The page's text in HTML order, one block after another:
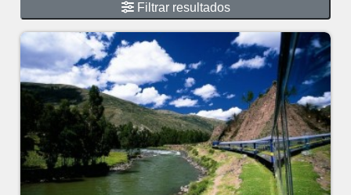
Filtrar resultados